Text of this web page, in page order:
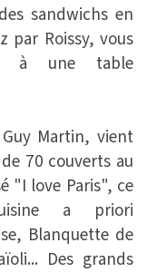
sandwichs en
par Roissy, vous
à une table
Martin, vient
70 couverts au
"I love Paris", ce
a priori
Blanquette de
Des grands